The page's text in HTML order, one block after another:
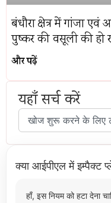
बंधौरा क्षेत्र में गांजा एवं
पुष्कर की वसूली की हो
और पढ़ें
यहाँ सर्च करें
क्या आईपीएल में इम्पैक्ट
हाँ, इस नियम को हटा देना